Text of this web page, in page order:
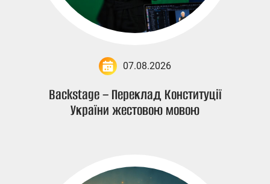
07.08.2026
Backstage – Переклад Конституції
України жестовою мовою